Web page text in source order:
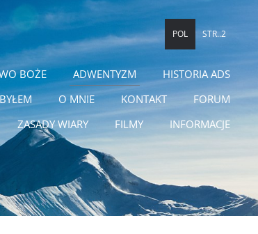
BOŻE ADWENTYZM
HISTORIA ADS
O MNIE KONTAKT
FORUM
ZASADY WIARY FILMY INFORMACJE
POL STR..2